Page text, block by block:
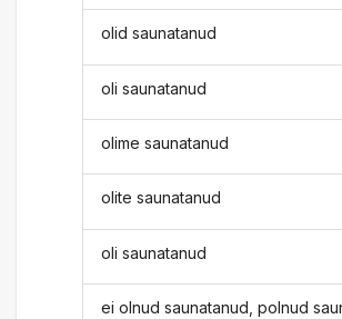
olid saunatanud
oli saunatanud
olime saunatanud
olite saunatanud
oli saunatanud
ei olnud saunatanud, polnud